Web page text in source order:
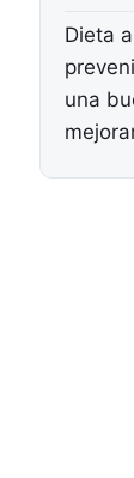
Dieta
una